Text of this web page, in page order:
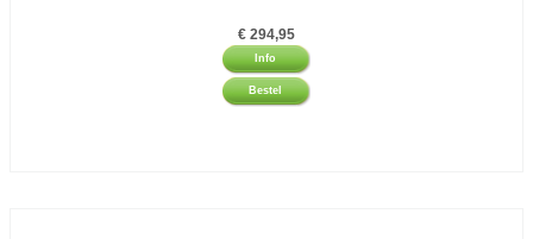
€ 294,95
Info
Bestel